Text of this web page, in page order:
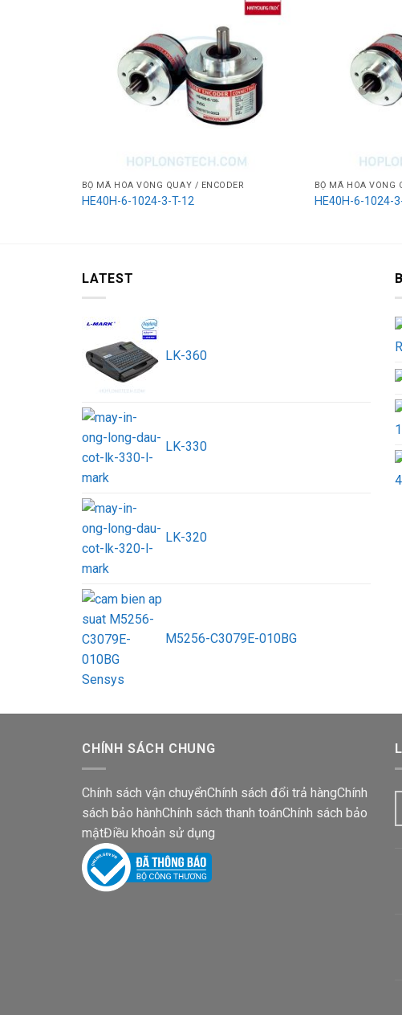
BỘ MÃ HÓA VÒNG QUAY / ENCODER
HE40H-6-1024-3-T-12
BỘ MÃ HÓA VÒNG
HE40H-6-1024-
LATEST
LK-360
LK-330
LK-320
M5256-C3079E-010BG
CHÍNH SÁCH CHUNG
Chính sách vận chuyểnChính sách đổi trả hàngChính
sách bảo hànhChính sách thanh toánChính sách bảo
mậtĐiều khoản sử dụng